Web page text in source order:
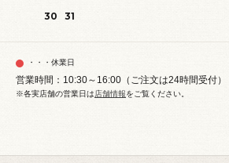
30
31
・・・休業日
営業時間：10:30～16:00（ご注文は24時間受付）
※各実店舗の営業日は店舗情報をご覧ください。